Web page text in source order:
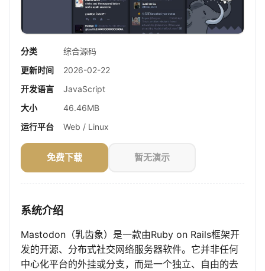
分类
综合源码
更新时间
2026-02-22
开发语言
JavaScript
大小
46.46MB
运行平台
Web / Linux
免费下载 暂无演示
系统介绍
Mastodon（乳齿象）是一款由Ruby on Rails框架开
发的开源、分布式社交网络服务器软件。它并非任何
中心化平台的外挂或分支，而是一个独立、自由的去